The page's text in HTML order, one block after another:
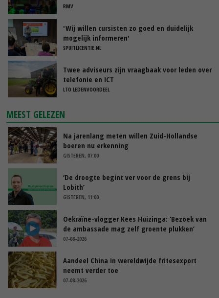
RMV
'Wij willen cursisten zo goed en duidelijk
mogelijk informeren'
SPUITLICENTIE.NL
Twee adviseurs zijn vraagbaak voor leden over
telefonie en ICT
LTO LEDENVOORDEEL
MEEST GELEZEN
Na jarenlang meten willen Zuid-Hollandse
boeren nu erkenning
GISTEREN, 07:00
‘De droogte begint ver voor de grens bij
Lobith’
GISTEREN, 11:00
Oekraïne-vlogger Kees Huizinga: ‘Bezoek van
de ambassade mag zelf groente plukken’
07-08-2026
Aandeel China in wereldwijde fritesexport
neemt verder toe
07-08-2026